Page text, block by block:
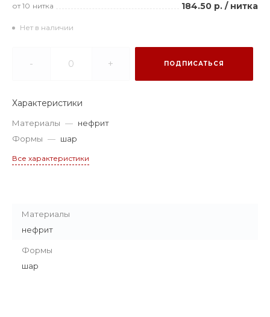
от 10 нитка 184.50 р. / нитка
Нет в наличии
- + ПОДПИСАТЬСЯ
Характеристики
Материалы — нефрит
Формы — шар
Все характеристики
Материалы
нефрит
Формы
шар